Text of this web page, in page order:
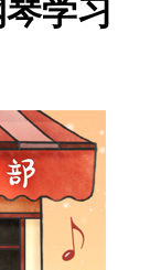
学习